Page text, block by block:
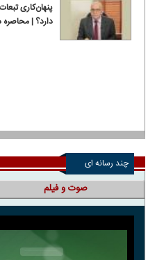
پنهان‌کاری
دارد؟ | محاصره
چند رسانه ای
صوت و فیلم